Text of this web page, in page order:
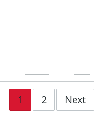
1 2 Next